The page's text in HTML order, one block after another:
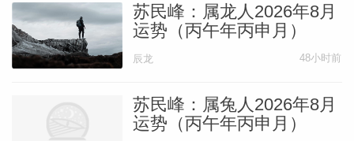
苏民峰：属龙人2026年8月
运势（丙午年丙申月）
辰龙 48小时前
苏民峰：属兔人2026年8月
运势（丙午年丙申月）